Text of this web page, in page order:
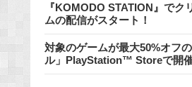
『KOMODO STATION』でク
ムの配信がスタート！
対象のゲームが最大50%オフ
ル」PlayStation™ Storeで開催